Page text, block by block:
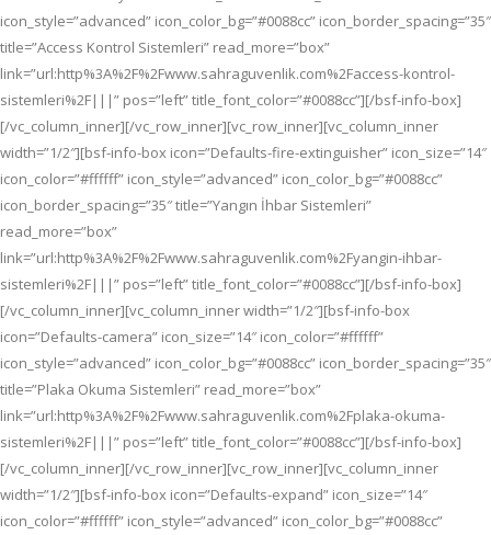
icon_style=”advanced” icon_color_bg=”#0088cc” icon_border_spacing=”35″
title=”Access Kontrol Sistemleri” read_more=”box”
link=”url:http%3A%2F%2Fwww.sahraguvenlik.com%2Faccess-kontrol-
sistemleri%2F|||” pos=”left” title_font_color=”#0088cc”][/bsf-info-box]
[/vc_column_inner][/vc_row_inner][vc_row_inner][vc_column_inner
width=”1/2″][bsf-info-box icon=”Defaults-fire-extinguisher” icon_size=”14″
icon_color=”#ffffff” icon_style=”advanced” icon_color_bg=”#0088cc”
icon_border_spacing=”35″ title=”Yangın İhbar Sistemleri”
read_more=”box”
link=”url:http%3A%2F%2Fwww.sahraguvenlik.com%2Fyangin-ihbar-
sistemleri%2F|||” pos=”left” title_font_color=”#0088cc”][/bsf-info-box]
[/vc_column_inner][vc_column_inner width=”1/2″][bsf-info-box
icon=”Defaults-camera” icon_size=”14″ icon_color=”#ffffff”
icon_style=”advanced” icon_color_bg=”#0088cc” icon_border_spacing=”35″
title=”Plaka Okuma Sistemleri” read_more=”box”
link=”url:http%3A%2F%2Fwww.sahraguvenlik.com%2Fplaka-okuma-
sistemleri%2F|||” pos=”left” title_font_color=”#0088cc”][/bsf-info-box]
[/vc_column_inner][/vc_row_inner][vc_row_inner][vc_column_inner
width=”1/2″][bsf-info-box icon=”Defaults-expand” icon_size=”14″
icon_color=”#ffffff” icon_style=”advanced” icon_color_bg=”#0088cc”